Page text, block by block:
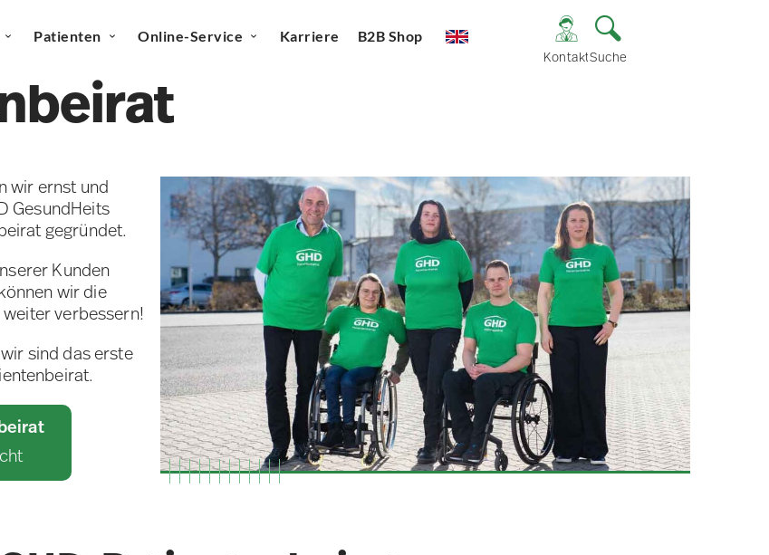
Patienten Online-Service Karriere B2B Shop
KontaktSuche
wir ernst und
GesundHeits
gegründet.
Kunden
wir die
verbessern!
sind das erste